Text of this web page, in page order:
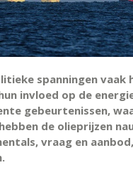
spanningen
invloed op de
gebeurtenissen,
de olieprijzen
vraag en